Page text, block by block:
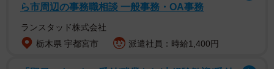
ら市周辺の事務職相談 一般事務・OA事務
ランスタッド株式会社
栃木県 宇都宮市
派遣社員：時給1,400円